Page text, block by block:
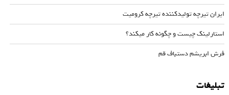
ایران تیرچه تولیدکننده تیرچه کرومیت
استارلینک چیست و چگونه کار میکند؟
فرش ابریشم دستباف قم
تبلیغات